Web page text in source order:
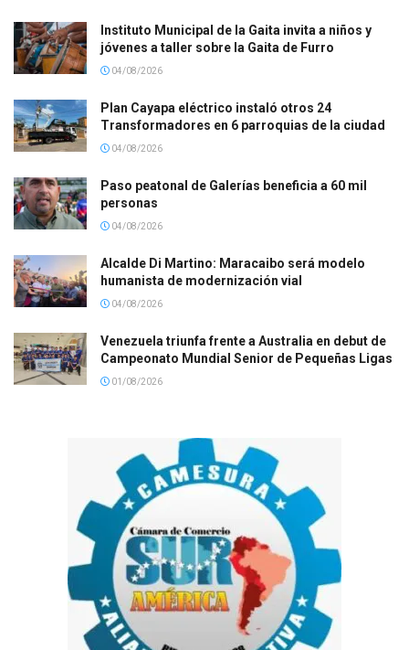
Instituto Municipal de la Gaita invita a niños y
jóvenes a taller sobre la Gaita de Furro
04/08/2026
Plan Cayapa eléctrico instaló otros 24
Transformadores en 6 parroquias de la ciudad
04/08/2026
Paso peatonal de Galerías beneficia a 60 mil
personas
04/08/2026
Alcalde Di Martino: Maracaibo será modelo
humanista de modernización vial
04/08/2026
Venezuela triunfa frente a Australia en debut de
Campeonato Mundial Senior de Pequeñas Ligas
01/08/2026